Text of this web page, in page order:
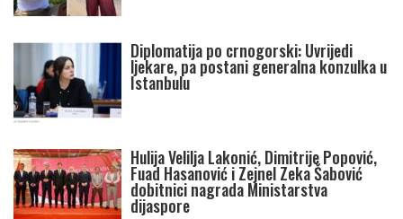
Diplomatija po crnogorski: Uvrijedi
ljekare, pa postani generalna konzulka u
Istanbulu
Hulija Velilja Lakonić, Dimitrije Popović,
Fuad Hasanović i Zejnel Zeka Šabović
dobitnici nagrada Ministarstva
dijaspore